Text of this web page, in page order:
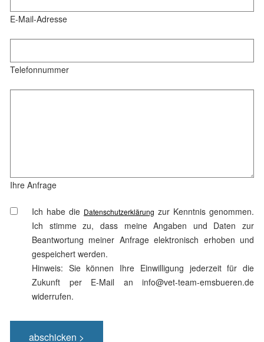
E-Mail-Adresse
Telefonnummer
Ihre Anfrage
Ich habe die Datenschutzerklärung zur Kenntnis genommen.
Ich stimme zu, dass meine Angaben und Daten zur
Beantwortung meiner Anfrage elektronisch erhoben und
gespeichert werden.
Hinweis: Sie können Ihre Einwilligung jederzeit für die
Zukunft per E-Mail an info@vet-team-emsbueren.de
widerrufen.